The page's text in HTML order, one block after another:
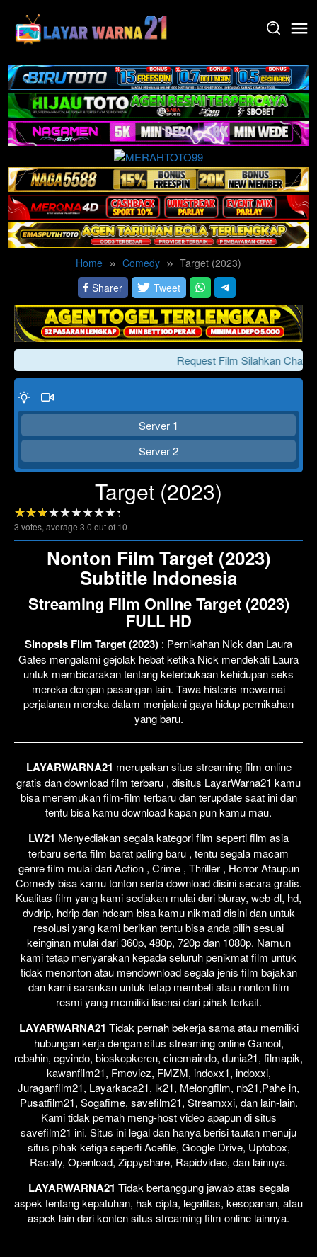
content
Home Comedy
Target (2023)
Sharer
Tweet
Request Film Silahkan Chat
Server 1
Server 2
Target (2023)
3 votes, average 3.0 out of 10
Nonton Film Target (2023)
Subtitle Indonesia
Streaming Film Online Target (2023)
FULL HD
Sinopsis Film Target (2023) : Pernikahan Nick dan Laura
Gates mengalami gejolak hebat ketika Nick mendekati Laura
untuk membicarakan tentang keterbukaan kehidupan seks
mereka dengan pasangan lain. Tawa histeris mewarnai
perjalanan mereka dalam menjalani gaya hidup pernikahan
yang baru.
LAYARWARNA21 merupakan situs streaming film online
gratis dan download film terbaru , disitus LayarWarna21 kamu
bisa menemukan film-film terbaru dan terupdate saat ini dan
tentu bisa kamu download kapan pun kamu mau.
LW21 Menyediakan segala kategori film seperti film asia
terbaru serta film barat paling baru , tentu segala macam
genre film mulai dari Action , Crime , Thriller , Horror Ataupun
Comedy bisa kamu tonton serta download disini secara gratis.
Kualitas film yang kami sediakan mulai dari bluray, web-dl, hd,
dvdrip, hdrip dan hdcam bisa kamu nikmati disini dan untuk
resolusi yang kami berikan tentu bisa anda pilih sesuai
keinginan mulai dari 360p, 480p, 720p dan 1080p. Namun
kami tetap menyarakan kepada seluruh penikmat film untuk
tidak menonton atau mendownload segala jenis film bajakan
dan kami sarankan untuk tetap membeli atau nonton film
resmi yang memiliki lisensi dari pihak terkait.
LAYARWARNA21 Tidak pernah bekerja sama atau memiliki
hubungan kerja dengan situs streaming online Ganool,
rebahin, cgvindo, bioskopkeren, cinemaindo, dunia21, filmapik,
kawanfilm21, Fmoviez, FMZM, indoxx1, indoxxi,
Juraganfilm21, Layarkaca21, lk21, Melongfilm, nb21,Pahe in,
Pusatfilm21, Sogafime, savefilm21, Streamxxi, dan lain-lain.
Kami tidak pernah meng-host video apapun di situs
savefilm21 ini. Situs ini legal dan hanya berisi tautan menuju
situs pihak ketiga seperti Acefile, Google Drive, Uptobox,
Racaty, Openload, Zippyshare, Rapidvideo, dan lainnya.
LAYARWARNA21 Tidak bertanggung jawab atas segala
aspek tentang kepatuhan, hak cipta, legalitas, kesopanan, atau
aspek lain dari konten situs streaming film online lainnya.